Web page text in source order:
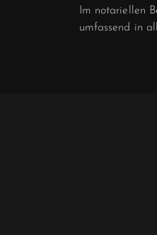
Im notariellen
umfassend in